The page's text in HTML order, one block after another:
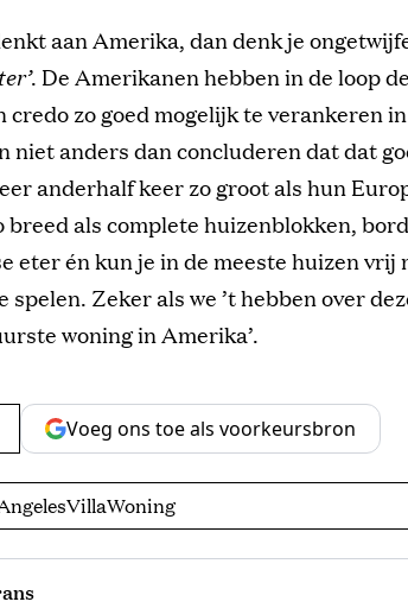
aan Amerika, dan denk je
. De Amerikanen hebben in de loop
credo zo goed mogelijk te verankeren
niet anders dan concluderen dat dat
anderhalf keer zo groot als hun
breed als complete huizenblokken,
eter én kun je in de meeste huizen vrij
Zeker als we ’t hebben over
woning in Amerika’.
Voeg ons toe als voorkeursbron
VillaWoning